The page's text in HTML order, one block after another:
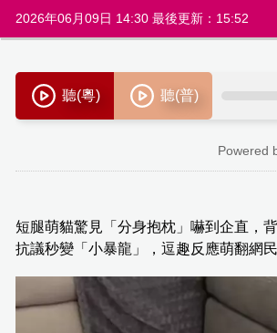
2026年06月09日 14:30 最後更新：15:52
短腿萌貓驚見「分身抱枕」嚇到企直，
抗議秒變「小暴龍」，逗趣反應萌翻網民